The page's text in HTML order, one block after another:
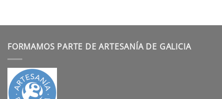
FORMAMOS PARTE DE ARTESANÍA DE GALICIA